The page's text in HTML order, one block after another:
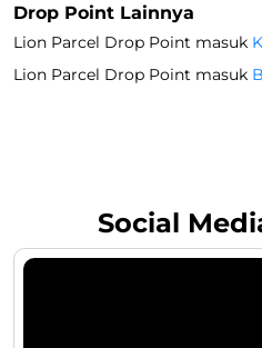
Drop Point Lainnya
Lion Parcel Drop Point masuk
Lion Parcel Drop Point masuk
Social